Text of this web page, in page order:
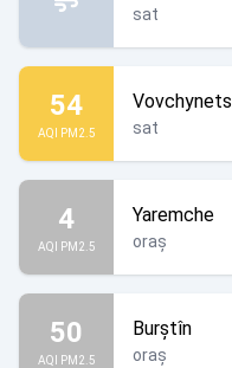
sat
54
AQI PM2.5
Vovchynets
sat
4
AQI PM2.5
Yaremche
oraș
50
AQI PM2.5
Burștîn
oraș